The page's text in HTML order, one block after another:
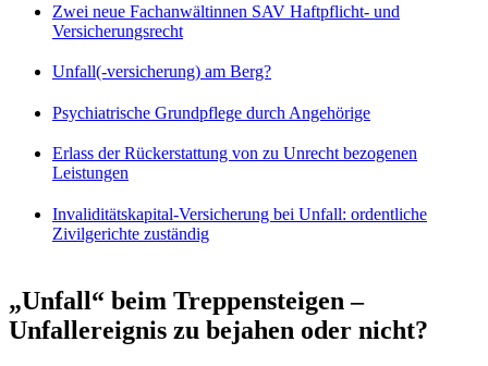
Zwei neue Fachanwältinnen SAV Haftpflicht- und
Versicherungsrecht
Unfall(-versicherung) am Berg?
Psychiatrische Grundpflege durch Angehörige
Erlass der Rückerstattung von zu Unrecht bezogenen
Leistungen
Invaliditätskapital-Versicherung bei Unfall: ordentliche
Zivilgerichte zuständig
„Unfall“ beim Treppensteigen –
Unfallereignis zu bejahen oder nicht?